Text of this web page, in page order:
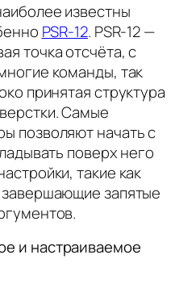
известны
PSR-12. PSR-12 —
точка отсчёта, с
команды, так
принятая структура
Самые
позволяют начать с
поверх него
такие как
запятые
и настраиваемое